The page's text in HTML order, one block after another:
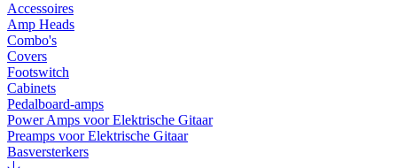
Accessoires
Amp Heads
Combo's
Covers
Footswitch
Cabinets
Pedalboard-amps
Power Amps voor Elektrische Gitaar
Preamps voor Elektrische Gitaar
Basversterkers